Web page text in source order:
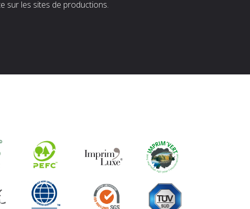
sur les sites de productions.